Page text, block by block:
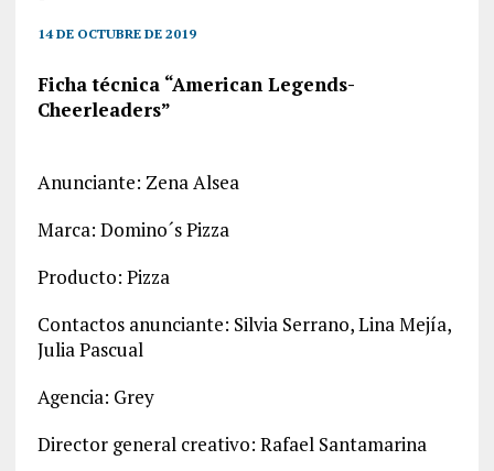
14 DE OCTUBRE DE 2019
Ficha técnica “American Legends-
Cheerleaders”
Anunciante: Zena Alsea
Marca: Domino´s Pizza
Producto: Pizza
Contactos anunciante: Silvia Serrano, Lina Mejía,
Julia Pascual
Agencia: Grey
Director general creativo: Rafael Santamarina